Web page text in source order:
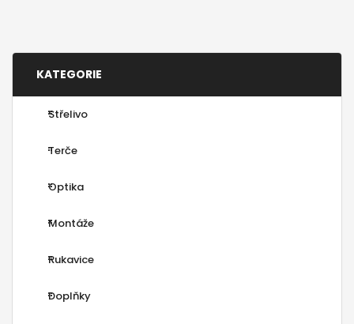
KATEGORIE
Střelivo
Terče
Optika
Montáže
Rukavice
Doplňky